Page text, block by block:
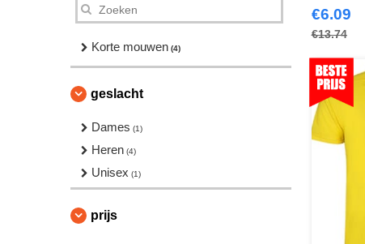
Korte mouwen (4)
geslacht
Dames (1)
Heren (4)
Unisex (1)
prijs
€6.09
€13.74